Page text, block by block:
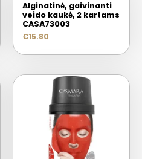
Alginatinė, gaivinanti
veido kaukė, 2 kartams
CASA73003
€15.80